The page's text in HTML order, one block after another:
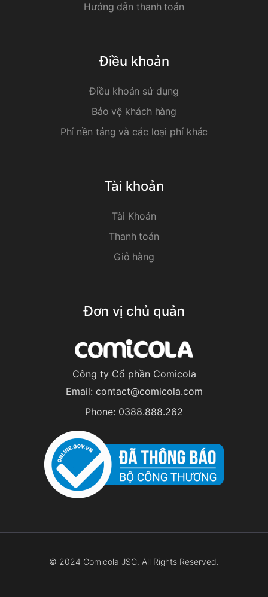
Hướng dẫn thanh toán
Điều khoản
Điều khoản sử dụng
Bảo vệ khách hàng
Phí nền tảng và các loại phí khác
Tài khoản
Tài Khoản
Thanh toán
Giỏ hàng
Đơn vị chủ quản
Công ty Cổ phần Comicola
Email: contact@comicola.com
Phone: 0388.888.262
© 2024 Comicola JSC. All Rights Reserved.